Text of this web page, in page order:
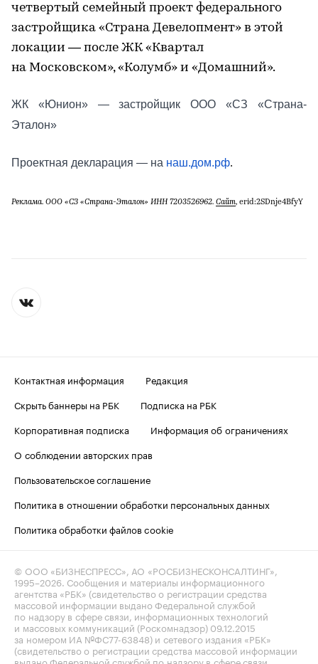
четвертый семейный проект федерального
застройщика «Страна Девелопмент» в этой
локации — после ЖК «Квартал
на Московском», «Колумб» и «Домашний».
ЖК «Юнион» — застройщик ООО «СЗ «Страна-
Эталон»
Проектная декларация — на наш.дом.рф.
Реклама. ООО «СЗ «Страна-Эталон» ИНН 7203526962. Сайт, erid:2SDnje4BfyY
Контактная информация
Редакция
Скрыть баннеры на РБК
Подписка на РБК
Корпоративная подписка
Информация об ограничениях
О соблюдении авторских прав
Пользовательское соглашение
Политика в отношении обработки персональных данных
Политика обработки файлов cookie
© ООО «БИЗНЕСПРЕСС», АО «РОСБИЗНЕСКОНСАЛТИНГ»,
1995–2026 . Сообщения и материалы информационного
агентства «РБК» (свидетельство о регистрации средства
массовой информации выдано Федеральной службой
по надзору в сфере связи, информационных технологий
и массовых коммуникаций (Роскомнадзор) 09.12.2015
за номером ИА №ФС77-63848) и сетевого издания «РБК»
(свидетельство о регистрации средства массовой информации
выдано Федеральной службой по надзору в сфере связи,